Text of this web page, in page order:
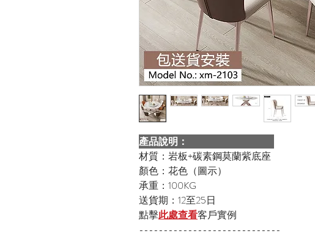
產品說明：
材質：岩板+碳素鋼莫蘭紫底座
顏色：花色（圖示）
承重：100KG
送貨期：12至25日
點擊此處查看客戶實例
-----------------------------